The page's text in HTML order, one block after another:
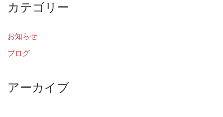
カテゴリー
お知らせ
ブログ
アーカイブ